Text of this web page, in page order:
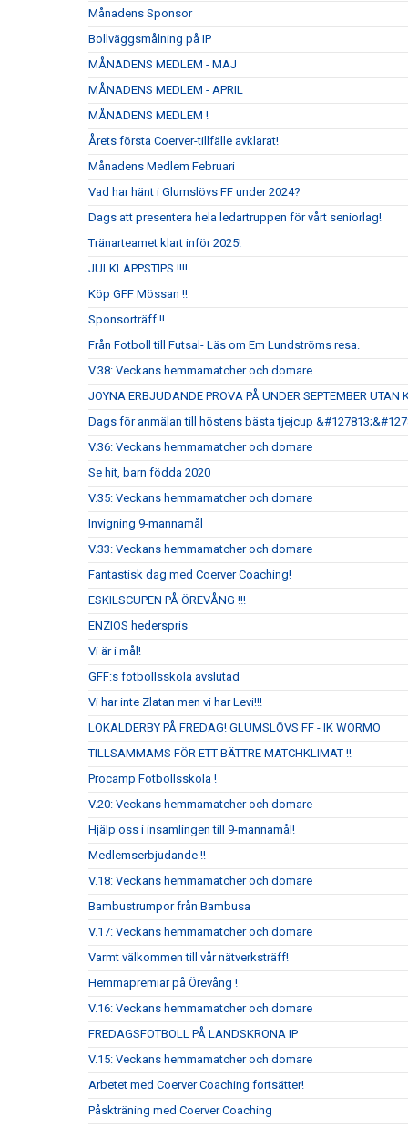
Månadens Sponsor
Bollväggsmålning på IP
MÅNADENS MEDLEM - MAJ
MÅNADENS MEDLEM - APRIL
MÅNADENS MEDLEM !
Årets första Coerver-tillfälle avklarat!
Månadens Medlem Februari
Vad har hänt i Glumslövs FF under 2024?
Dags att presentera hela ledartruppen för vårt seniorlag!
Tränarteamet klart inför 2025!
JULKLAPPSTIPS !!!!
Köp GFF Mössan !!
Sponsorträff !!
Från Fotboll till Futsal- Läs om Em Lundströms resa.
V.38: Veckans hemmamatcher och domare
JOYNA ERBJUDANDE PROVA PÅ UNDER SEPTEMBER UTAN
Dags för anmälan till höstens bästa tjejcup
V.36: Veckans hemmamatcher och domare
Se hit, barn födda 2020
V.35: Veckans hemmamatcher och domare
Invigning 9-mannamål
V.33: Veckans hemmamatcher och domare
Fantastisk dag med Coerver Coaching!
ESKILSCUPEN PÅ ÖREVÅNG !!!
ENZIOS hederspris
Vi är i mål!
GFF:s fotbollsskola avslutad
Vi har inte Zlatan men vi har Levi!!!
LOKALDERBY PÅ FREDAG! GLUMSLÖVS FF - IK WORMO
TILLSAMMAMS FÖR ETT BÄTTRE MATCHKLIMAT !!
Procamp Fotbollsskola !
V.20: Veckans hemmamatcher och domare
Hjälp oss i insamlingen till 9-mannamål!
Medlemserbjudande !!
V.18: Veckans hemmamatcher och domare
Bambustrumpor från Bambusa
V.17: Veckans hemmamatcher och domare
Varmt välkommen till vår nätverksträff!
Hemmapremiär på Örevång !
V.16: Veckans hemmamatcher och domare
FREDAGSFOTBOLL PÅ LANDSKRONA IP
V.15: Veckans hemmamatcher och domare
Arbetet med Coerver Coaching fortsätter!
Påskträning med Coerver Coaching